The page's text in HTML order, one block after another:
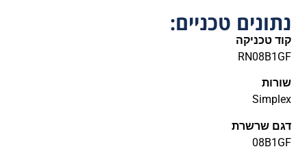
נתונים טכניים:
קוד טכניקה
RN08B1GF
שורות
Simplex
דגם שרשרת
08B1GF